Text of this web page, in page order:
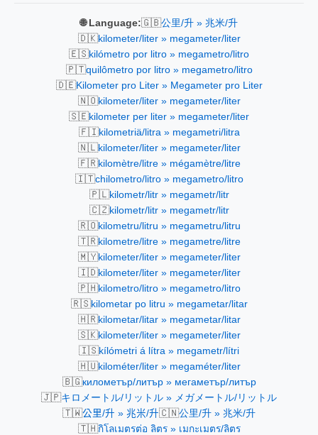
🌐 Language:🇬🇧公里/升 » 兆米/升
🇩🇰kilometer/liter » megameter/liter
🇪🇸kilómetro por litro » megametro/litro
🇵🇹quilômetro por litro » megametro/litro
🇩🇪Kilometer pro Liter » Megameter pro Liter
🇳🇴kilometer/liter » megameter/liter
🇸🇪kilometer per liter » megameter/liter
🇫🇮kilometriä/litra » megametri/litra
🇳🇱kilometer/liter » megameter/liter
🇫🇷kilomètre/litre » mégamètre/litre
🇮🇹chilometro/litro » megametro/litro
🇵🇱kilometr/litr » megametr/litr
🇨🇿kilometr/litr » megametr/litr
🇷🇴kilometru/litru » megametru/litru
🇹🇷kilometre/litre » megametre/litre
🇲🇾kilometer/liter » megameter/liter
🇮🇩kilometer/liter » megameter/liter
🇵🇭kilometro/litro » megametro/litro
🇷🇸kilometar po litru » megametar/litar
🇭🇷kilometar/litar » megametar/litar
🇸🇰kilometer/liter » megameter/liter
🇮🇸kílómetri á lítra » megametr/lítri
🇭🇺kilométer/liter » megaméter/liter
🇧🇬километър/литър » мегаметър/литър
🇯🇵キロメートル/リットル » メガメートル/リットル
🇹🇼公里/升 » 兆米/升🇨🇳公里/升 » 兆米/升
🇹🇭กิโลเมตรต่อ ลิตร » เมกะเมตร/ลิตร